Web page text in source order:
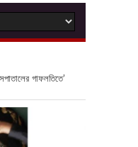
গাফলতিতে’